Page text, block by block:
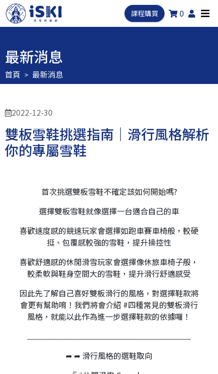
課程購買 0
最新消息
首頁 最新消息
2022-12-30
雙板雪鞋挑選指南｜滑行風格解析
你的專屬雪鞋
首次挑選雙板雪鞋不確定該如何開始嗎?
選擇雙板雪鞋就像選擇一台適合自己的車
喜歡速度感的競速玩家會選擇如跑車賽車椅般，較硬
挺、包覆感較強的雪鞋，提升操控性
喜歡舒適感的休閒滑雪玩家會選擇像休旅車椅子般，
較柔軟與鞋身空間大的雪鞋，提升滑行舒適感受
因此先了解自己喜好雙板滑行的風格，對選擇鞋款將
會更有幫助唷！我們將會介紹 #四種常見的雙板滑行
風格，就能以此作為進一步選擇鞋款的依據囉！
﹏﹏﹏﹏﹏﹏﹏﹏﹏﹏﹏﹏﹏﹏﹏﹏﹏﹏﹏﹏﹏
➦ ➦ 滑行風格的選鞋取向